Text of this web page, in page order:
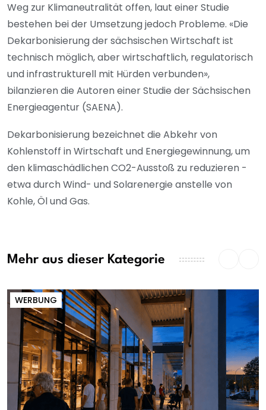
Weg zur Klimaneutralität offen, laut einer Studie
bestehen bei der Umsetzung jedoch Probleme. «Die
Dekarbonisierung der sächsischen Wirtschaft ist
technisch möglich, aber wirtschaftlich, regulatorisch
und infrastrukturell mit Hürden verbunden»,
bilanzieren die Autoren einer Studie der Sächsischen
Energieagentur (SAENA).
Dekarbonisierung bezeichnet die Abkehr von
Kohlenstoff in Wirtschaft und Energiegewinnung, um
den klimaschädlichen CO2-Ausstoß zu reduzieren -
etwa durch Wind- und Solarenergie anstelle von
Kohle, Öl und Gas.
Mehr aus dieser Kategorie
WERBUNG